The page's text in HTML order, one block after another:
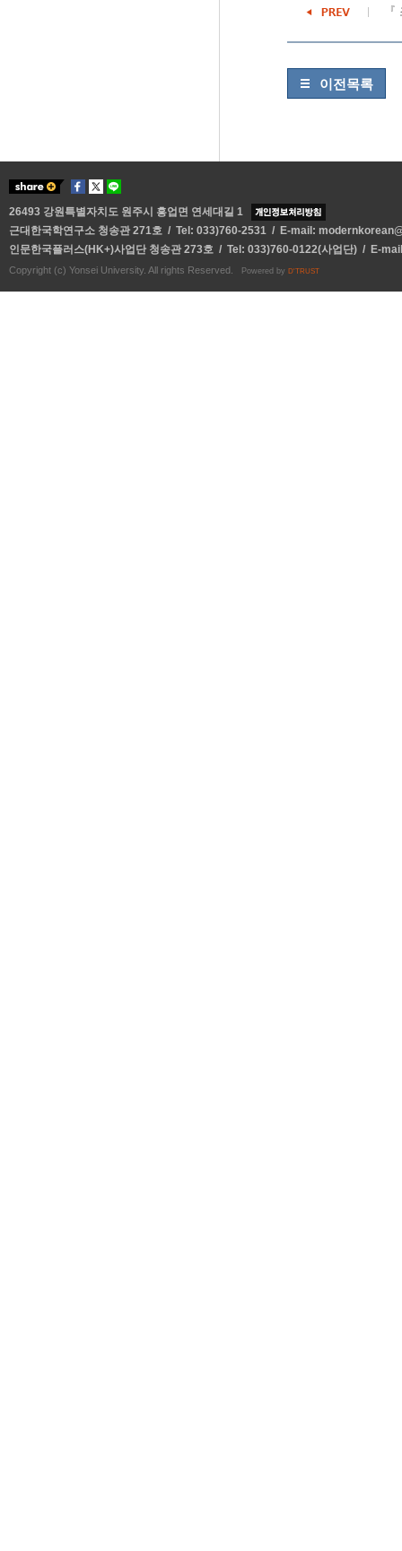
이전목록
26493 강원특별자치도 원주시 흥업면 연세대길 1
근대한국학연구소 청송관 271호 / Tel: 033)760-2531 / E-mail:
인문한국플러스(HK+)사업단 청송관 273호 / Tel: 033)760-0122(사업단) / E-
Copyright (c) Yonsei University. All rights Reserved. Powered by D'TRUST